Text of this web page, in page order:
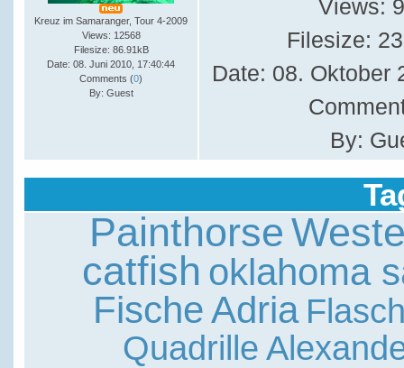
Kreuz im Samaranger, Tour 4-2009
Views: 12568
Filesize: 86.91kB
Date: 08. Juni 2010, 17:40:44
Comments (0)
By: Guest
Views:
Filesize:
Date: 08. Oktober
By:
Painthorse
catfish oklahoma
FischeAdria
Quadrille